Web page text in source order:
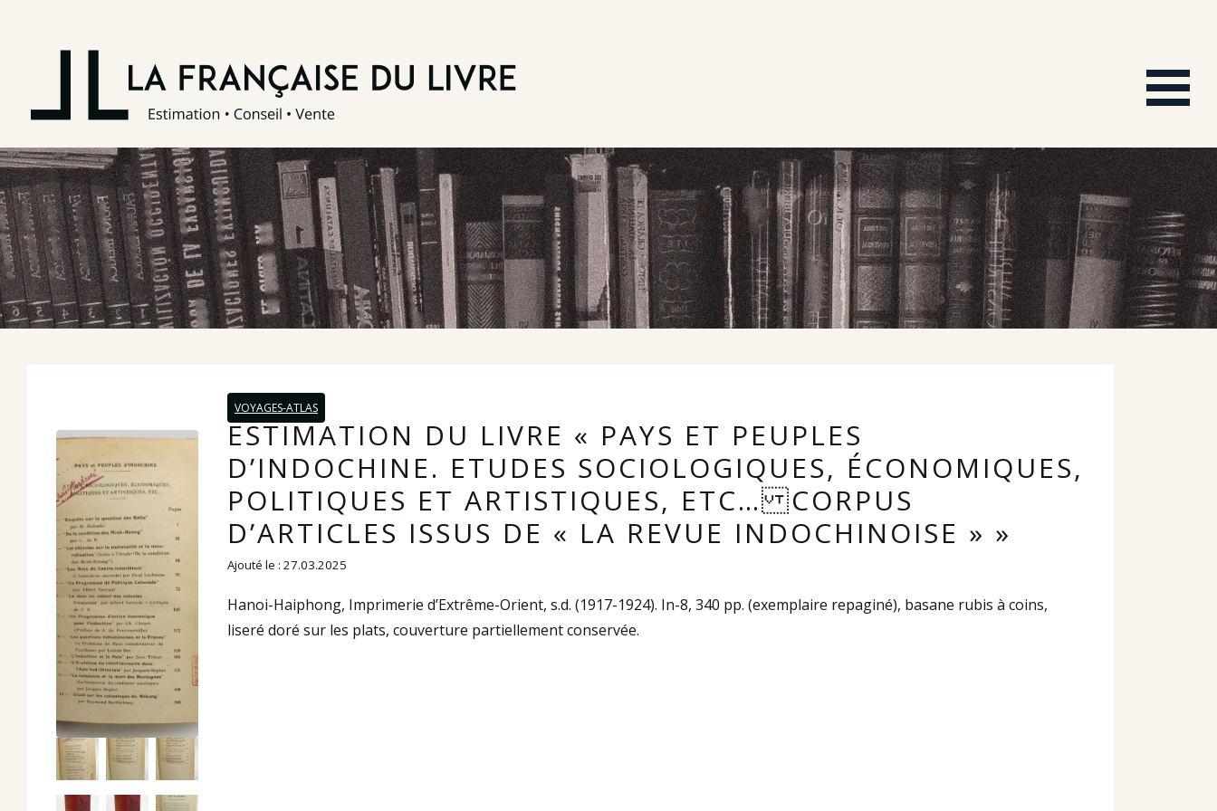
VOYAGES-ATLAS
ESTIMATION DU LIVRE « PAYS ET PEUPLES
D’INDOCHINE. ETUDES SOCIOLOGIQUES, ÉCONOMIQUES,
POLITIQUES ET ARTISTIQUES, ETC… CORPUS
D’ARTICLES ISSUS DE « LA REVUE INDOCHINOISE » »
Ajouté le : 27.03.2025
Hanoi-Haiphong, Imprimerie d’Extrême-Orient, s.d. (1917-1924). In-8, 340 pp. (exemplaire repaginé), basane rubis à coins,
liseré doré sur les plats, couverture partiellement conservée.